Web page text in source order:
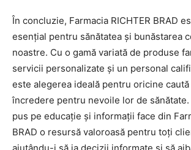
În concluzie, Farmacia RICHTER BRAD
esențial pentru sănătatea și bunăstarea
noastre. Cu o gamă variată de produse
servicii personalizate și un personal
este alegerea ideală pentru oricine
încredere pentru nevoile lor de
pus pe educație și informații face din
BRAD o resursă valoroasă pentru toți